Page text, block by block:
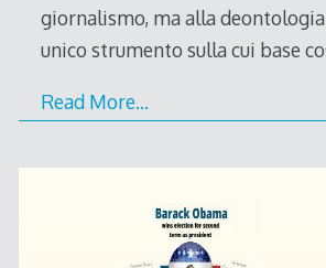
giornalismo, ma alla
unico strumento sulla cui base
Read More…